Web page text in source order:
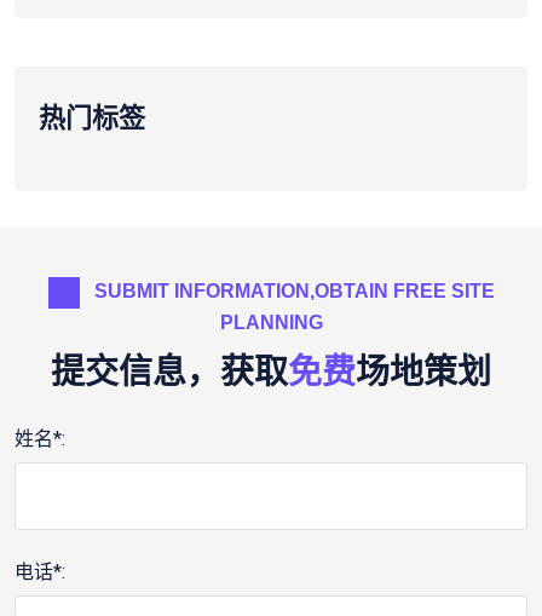
热门标签
SUBMIT INFORMATION,OBTAIN FREE SITE
PLANNING
提交信息，获取免费场地策划
姓名*:
电话*: